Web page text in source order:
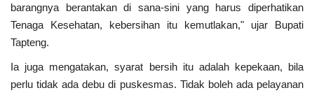
barangnya berantakan di sana-sini yang harus diperhatikan
Tenaga Kesehatan, kebersihan itu kemutlakan," ujar Bupati
Tapteng.
Ia juga mengatakan, syarat bersih itu adalah kepekaan, bila
perlu tidak ada debu di puskesmas. Tidak boleh ada pelayanan